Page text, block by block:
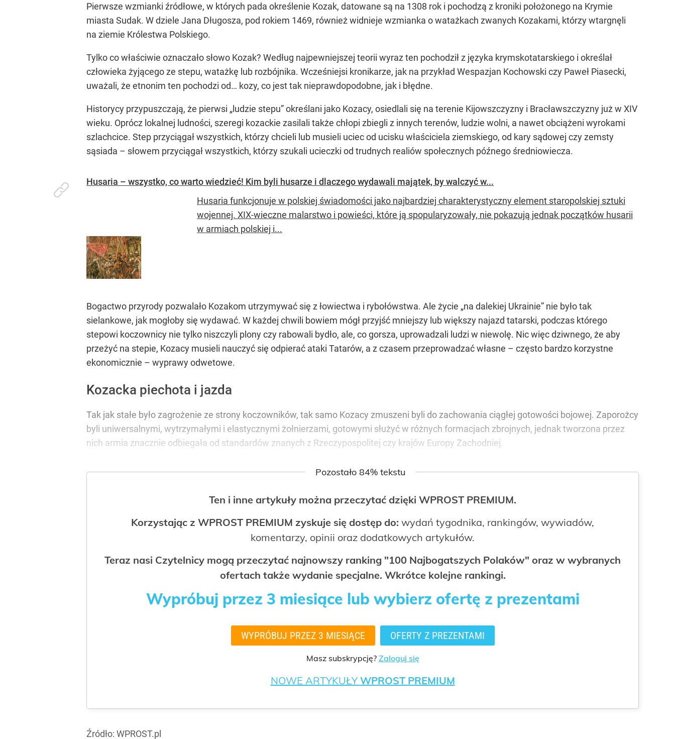
Pierwsze wzmianki źródłowe, w których pada określenie Kozak, datowane są na 1308 rok i pochodzą z kroniki położonego na Krymie
miasta Sudak. W dziele Jana Długosza, pod rokiem 1469, również widnieje wzmianka o watażkach zwanych Kozakami, którzy wtargnęli
na ziemie Królestwa Polskiego.
Tylko co właściwie oznaczało słowo Kozak? Według najpewniejszej teorii wyraz ten pochodził z języka krymskotatarskiego i określał
człowieka żyjącego ze stepu, watażkę lub rozbójnika. Wcześniejsi kronikarze, jak na przykład Wespazjan Kochowski czy Paweł Piasecki,
uważali, że etnonim ten pochodzi od… kozy, co jest tak nieprawdopodobne, jak i błędne.
Historycy przypuszczają, że pierwsi „ludzie stepu” określani jako Kozacy, osiedlali się na terenie Kijowszczyzny i Bracławszczyzny już w XIV
wieku. Oprócz lokalnej ludności, szeregi kozackie zasilali także chłopi zbiegli z innych terenów, ludzie wolni, a nawet obciążeni wyrokami
szlachcice. Step przyciągał wszystkich, którzy chcieli lub musieli uciec od ucisku właściciela ziemskiego, od kary sądowej czy zemsty
sąsiada – słowem przyciągał wszystkich, którzy szukali ucieczki od trudnych realiów społecznych późnego średniowiecza.
Husaria – wszystko, co warto wiedzieć! Kim byli husarze i dlaczego wydawali majątek, by walczyć w...
Husaria funkcjonuje w polskiej świadomości jako najbardziej charakterystyczny element staropolskiej sztuki
wojennej. XIX-wieczne malarstwo i powieści, które ją spopularyzowały, nie pokazują jednak początków husarii
w armiach polskiej i...
Bogactwo przyrody pozwalało Kozakom utrzymywać się z łowiectwa i rybołówstwa. Ale życie „na dalekiej Ukrainie” nie było tak
sielankowe, jak mogłoby się wydawać. W każdej chwili bowiem mógł przyjść mniejszy lub większy najazd tatarski, podczas którego
stepowi koczownicy nie tylko niszczyli plony czy rabowali bydło, ale, co gorsza, uprowadzali ludzi w niewolę. Nic więc dziwnego, że aby
przeżyć na stepie, Kozacy musieli nauczyć się odpierać ataki Tatarów, a z czasem przeprowadzać własne – często bardzo korzystne
ekonomicznie – wyprawy odwetowe.
Kozacka piechota i jazda
Tak jak stałe było zagrożenie ze strony koczowników, tak samo Kozacy zmuszeni byli do zachowania ciągłej gotowości bojowej. Zaporożcy
byli uniwersalnymi, wytrzymałymi i elastycznymi żołnierzami, gotowymi służyć w różnych formacjach zbrojnych, jednak tworzona przez
nich armia znacznie odbiegała od standardów znanych z Rzeczypospolitej czy krajów Europy Zachodniej.
Pozostało 84% tekstu
Ten i inne artykuły można przeczytać dzięki WPROST PREMIUM.
Korzystając z WPROST PREMIUM zyskuje się dostęp do: wydań tygodnika, rankingów, wywiadów,
komentarzy, opinii oraz dodatkowych artykułów.
Teraz nasi Czytelnicy mogą przeczytać najnowszy ranking "100 Najbogatszych Polaków" oraz w wybranych
ofertach także wydanie specjalne. Wkrótce kolejne rankingi.
Wypróbuj przez 3 miesiące lub wybierz ofertę z prezentami
WYPRÓBUJ PRZEZ 3 MIESIĄCE OFERTY Z PREZENTAMI
Masz subskrypcję? Zaloguj się
NOWE ARTYKUŁYWPROST PREMIUM
Źródło: WPROST.pl